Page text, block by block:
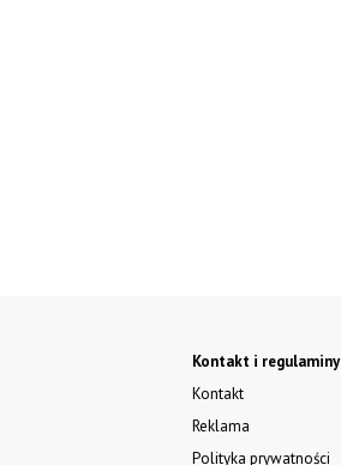
Kontakt i regulaminy
Kontakt
Reklama
Polityka prywatności